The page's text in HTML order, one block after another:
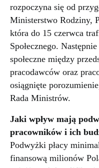
rozpoczyna się od
Ministerstwo Rodziny,
która do 15 czerwca
Społecznego.
społeczne między
pracodawców oraz
osiągnięte
Rada Ministrów.
Jaki wpływ mają
pracowników i ich
Podwyżki płacy
finansową milionów